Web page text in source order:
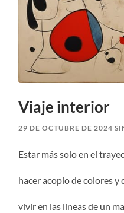
Viaje interior
29 DE OCTUBRE DE 2024
Estar más solo en el
hacer acopio de colores y
vivir en las líneas de un